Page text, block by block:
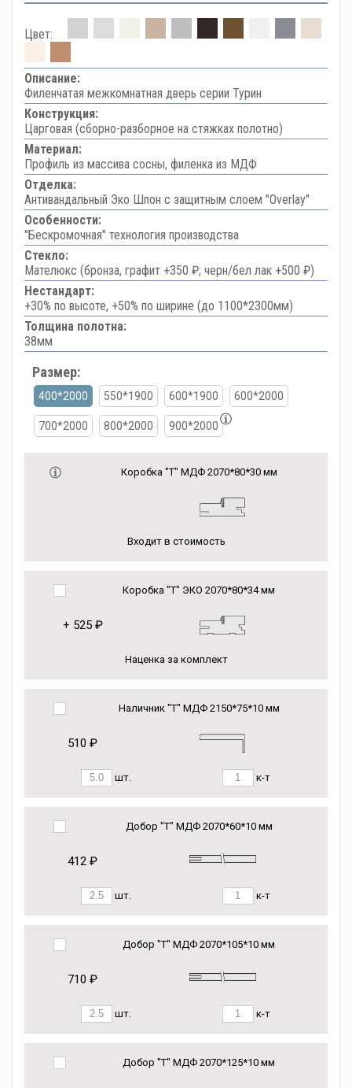
Цвет:
Описание:
Филенчатая межкомнатная дверь серии Турин
Конструкция:
Царговая (сборно-разборное на стяжках полотно)
Материал:
Профиль из массива сосны, филенка из МДФ
Отделка:
Антивандальный Эко Шпон с защитным слоем "Overlay"
Особенности:
"Бескромочная" технология производства
Стекло:
Мателюкс (бронза, графит +350 ₽; черн/бел лак +500 ₽)
Нестандарт:
+30% по высоте, +50% по ширине (до 1100*2300мм)
Толщина полотна:
38мм
Размер:
400*2000 550*1900 600*1900 600*2000
700*2000 800*2000 900*2000
Коробка "Т" МДФ 2070*80*30 мм
Входит в стоимость
Коробка "Т" ЭКО 2070*80*34 мм
+ 525 ₽
Наценка за комплект
Наличник "Т" МДФ 2150*75*10 мм
510 ₽
шт. к-т
Добор "Т" МДФ 2070*60*10 мм
412 ₽
шт. к-т
Добор "Т" МДФ 2070*105*10 мм
710 ₽
шт. к-т
Добор "Т" МДФ 2070*125*10 мм